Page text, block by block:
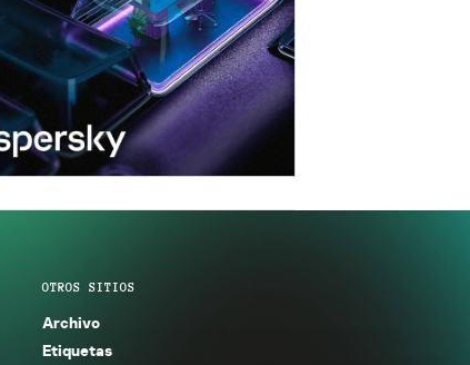
OTROS SITIOS
Archivo
Etiquetas